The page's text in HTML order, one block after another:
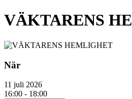
VÄKTARENS
När
11 juli 2026
16:00 - 18:00